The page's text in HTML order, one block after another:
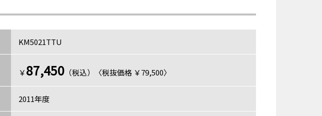
KM5021TTU
￥87,450 （税込）〈税抜価格 ￥79,500〉
2011年度